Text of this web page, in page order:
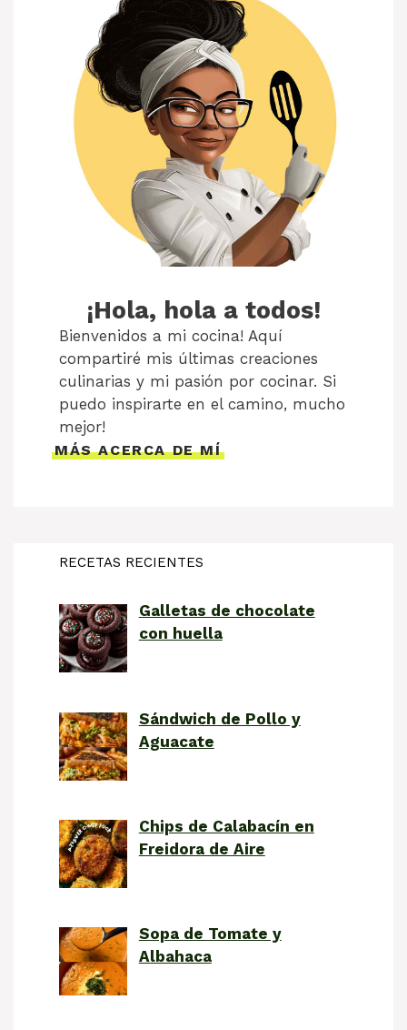
¡Hola, hola a todos!
Bienvenidos a mi cocina! Aquí
compartiré mis últimas creaciones
culinarias y mi pasión por cocinar. Si
puedo inspirarte en el camino, mucho
mejor!
MÁS ACERCA DE MÍ
RECETAS RECIENTES
Galletas de chocolate
con huella
Sándwich de Pollo y
Aguacate
Chips de Calabacín en
Freidora de Aire
Sopa de Tomate y
Albahaca